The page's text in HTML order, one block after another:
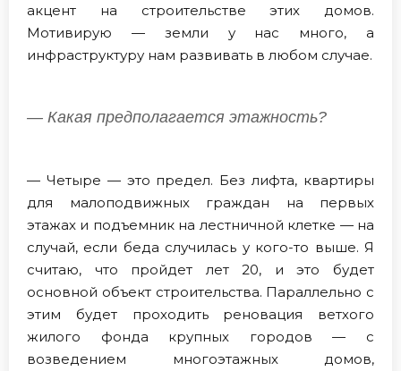
акцент на строительстве этих домов.
Мотивирую — земли у нас много, а
инфраструктуру нам развивать в любом случае.
— Какая предполагается этажность?
— Четыре — это предел. Без лифта, квартиры
для малоподвижных граждан на первых
этажах и подъемник на лестничной клетке — на
случай, если беда случилась у кого-то выше. Я
считаю, что пройдет лет 20, и это будет
основной объект строительства. Параллельно с
этим будет проходить реновация ветхого
жилого фонда крупных городов — с
возведением многоэтажных домов,